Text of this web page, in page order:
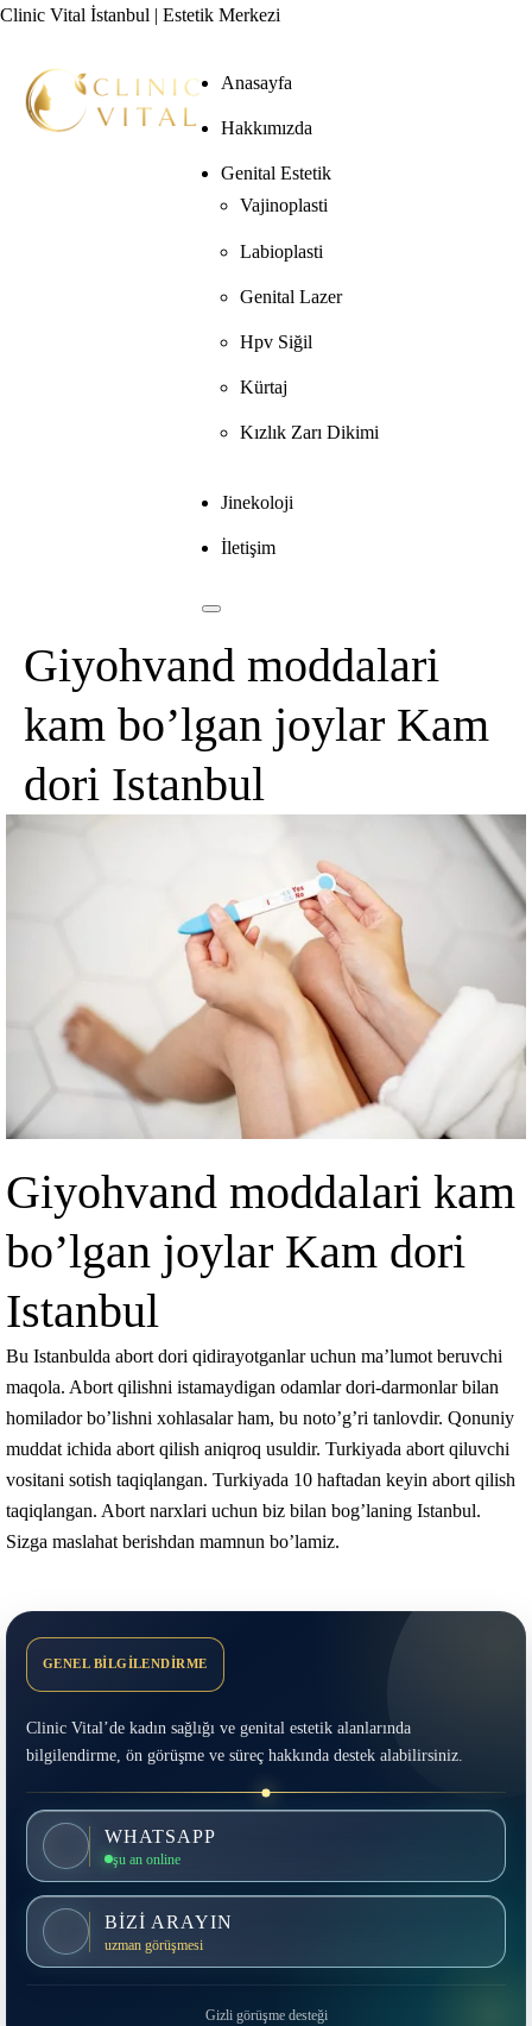
Clinic Vital İstanbul | Estetik Merkezi
Anasayfa
Hakkımızda
Genital Estetik
Vajinoplasti
Labioplasti
Genital Lazer
Hpv Siğil
Kürtaj
Kızlık Zarı Dikimi
Jinekoloji
İletişim
Giyohvand moddalari
kam bo’lgan joylar Kam
dori Istanbul
Giyohvand moddalari kam
bo’lgan joylar Kam dori
Istanbul
Bu Istanbulda abort dori qidirayotganlar uchun ma’lumot beruvchi
maqola. Abort qilishni istamaydigan odamlar dori-darmonlar bilan
homilador bo’lishni xohlasalar ham, bu noto’g’ri tanlovdir. Qonuniy
muddat ichida abort qilish aniqroq usuldir. Turkiyada abort qiluvchi
vositani sotish taqiqlangan. Turkiyada 10 haftadan keyin abort qilish
taqiqlangan. Abort narxlari uchun biz bilan bog’laning Istanbul.
Sizga maslahat berishdan mamnun bo’lamiz.
GENEL BİLGİLENDİRME
Clinic Vital’de kadın sağlığı ve genital estetik alanlarında
bilgilendirme, ön görüşme ve süreç hakkında destek alabilirsiniz.
WHATSAPP
şu an online
BİZİ ARAYIN
uzman görüşmesi
Gizli görüşme desteği